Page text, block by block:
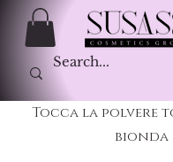
Tocca la polvere
bionda